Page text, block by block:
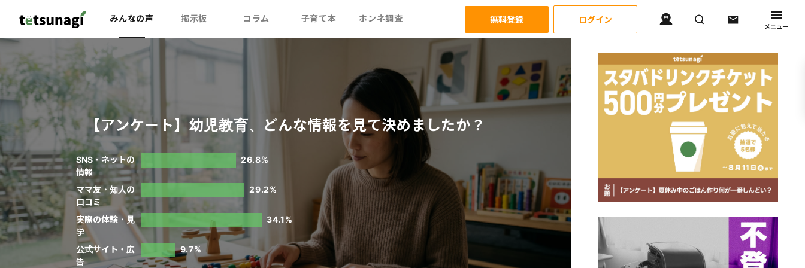
みんなの声 掲示板 コラム 子育て本 ホンネ調査 無料登録 ログイン
メニュー
【アンケート】幼児教育、どんな情報を見て決めましたか？
SNS・ネットの
情報
26.8%
ママ友・知人の
口コミ
29.2%
実際の体験・見
学
34.1%
公式サイト・広
告
9.7%